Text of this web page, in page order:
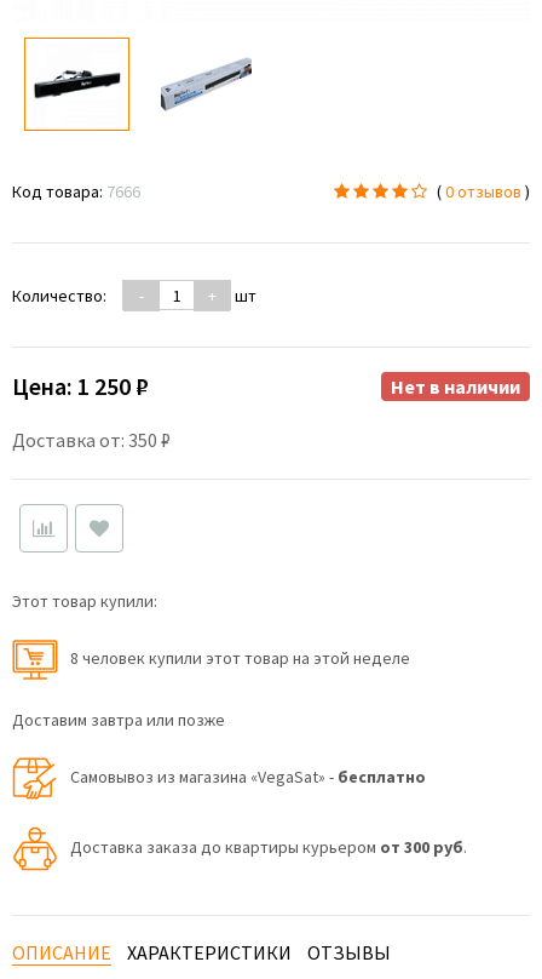
Код товара: 7666 (0 отзывов )
Количество: - + шт
Цена: 1 250 ₽
Доставка от: 350 ₽
Нет в наличии
Этот товар купили:
8 человек купили этот товар на этой неделе
Доставим завтра или позже
Самовывоз из магазина «VegaSat» - бесплатно
Доставка заказа до квартиры курьером от 300 руб.
ОПИСАНИЕ ХАРАКТЕРИСТИКИ ОТЗЫВЫ